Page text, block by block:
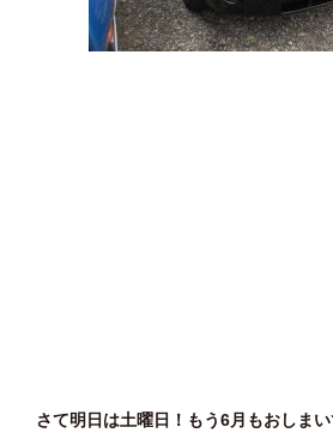
さて明日は土曜日！もう6月もおしま